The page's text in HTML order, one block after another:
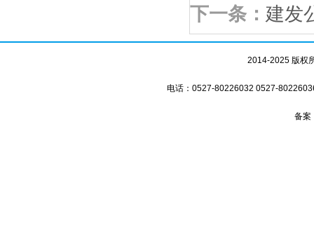
下一条： 建发
2014-2025 版权
电话：0527-80226032 0527-
备案